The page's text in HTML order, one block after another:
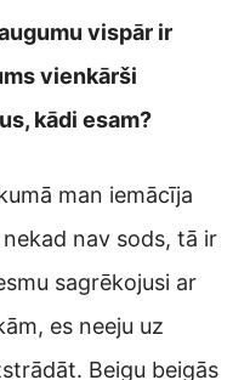
vispār ir
vienkārši
kādi esam?
man iemācīja
nav sods, tā ir
sagrēkojusi ar
es neeju uz
Beigu beigās